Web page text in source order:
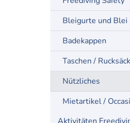
Bleigurte und Blei
Badekappen
Taschen /
Nützliches
Mietartikel /